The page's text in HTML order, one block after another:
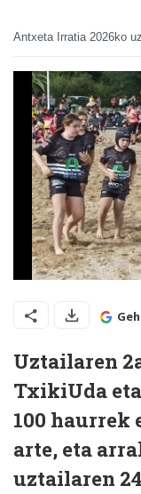
Antxeta Irratia 2026ko
Uztailaren
TxikiUda
100 haurrek
arte, eta
uztailaren